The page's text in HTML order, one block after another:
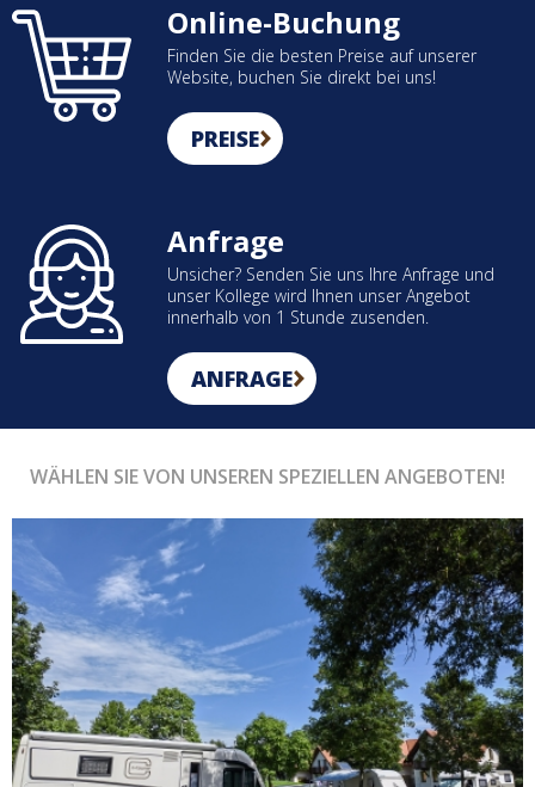
Online-Buchung
Finden Sie die besten Preise auf unserer
Website, buchen Sie direkt bei uns!
PREISE
Anfrage
Unsicher? Senden Sie uns Ihre Anfrage und
unser Kollege wird Ihnen unser Angebot
innerhalb von 1 Stunde zusenden.
ANFRAGE
WÄHLEN SIE VON UNSEREN SPEZIELLEN ANGEBOTEN!